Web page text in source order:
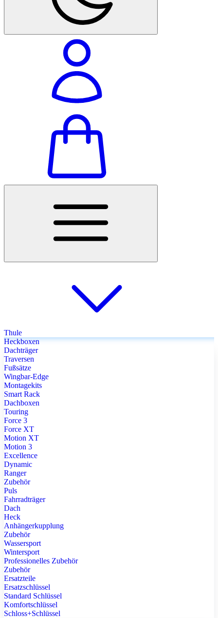
Thule
Heckboxen
Dachträger
Traversen
Fußsätze
Wingbar-Edge
Montagekits
Smart Rack
Dachboxen
Touring
Force 3
Force XT
Motion XT
Motion 3
Excellence
Dynamic
Ranger
Zubehör
Puls
Fahrradträger
Dach
Heck
Anhängerkupplung
Zubehör
Wassersport
Wintersport
Professionelles Zubehör
Zubehör
Ersatzteile
Ersatzschlüssel
Standard Schlüssel
Komfortschlüssel
Schloss+Schlüssel